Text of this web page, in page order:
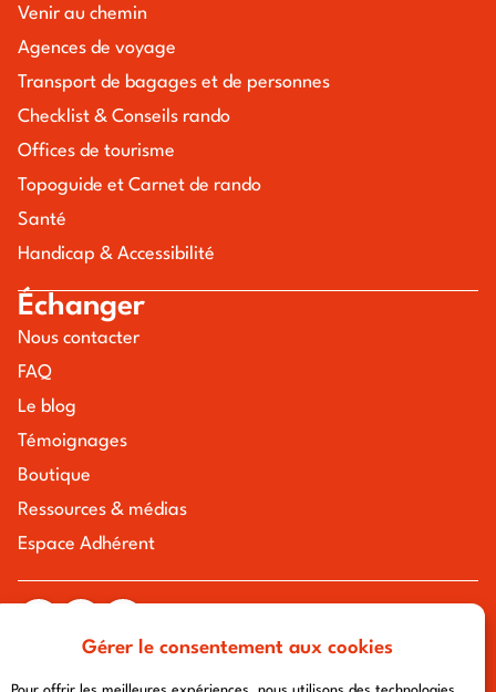
Gérer le consentement aux cookies
Venir au chemin
Agences de voyage
Transport de bagages et de personnes
Checklist & Conseils rando
Offices de tourisme
Topoguide et Carnet de rando
Santé
Handicap & Accessibilité
Échanger
Nous contacter
FAQ
Le blog
Témoignages
Boutique
Ressources & médias
Espace Adhérent
tous droits réservés à l'association chemin urbain v